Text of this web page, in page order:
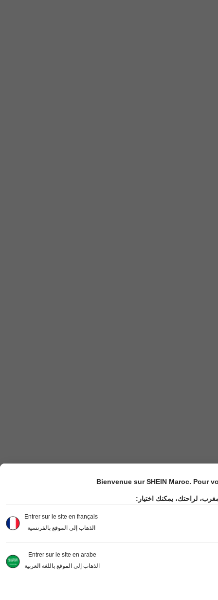
Bienvenue sur SHEIN Maroc. Pour
لراحتك، يمكنك اختيار:
Entrer sur le site en français
الذهاب إلى الموقع بالفرنسية
Entrer sur le site en arabe
الذهاب إلى الموقع باللغة العربية